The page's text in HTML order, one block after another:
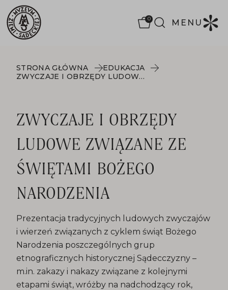
0 MENU
STRONA GŁÓWNA
EDUKACJA
ZWYCZAJE I OBRZĘDY LUDOWE ZWIĄZANE ZE ŚWIĘTAMI BOŻEGO NARODZENIA
ZWYCZAJE I OBRZĘDY
LUDOWE ZWIĄZANE ZE
ŚWIĘTAMI BOŻEGO
NARODZENIA
Prezentacja tradycyjnych ludowych zwyczajów
i wierzeń związanych z cyklem świąt Bożego
Narodzenia poszczególnych grup
etnograficznych historycznej Sądecczyzny –
m.in. zakazy i nakazy związane z kolejnymi
etapami świąt, wróżby na nadchodzący rok,